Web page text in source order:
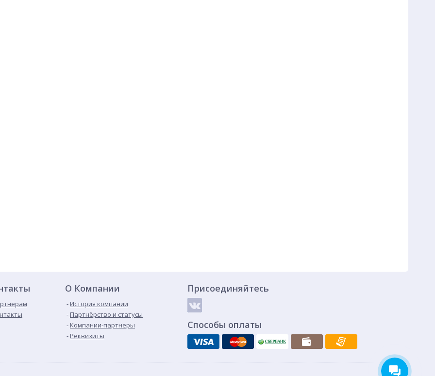
О Компании
История компании
Партнёрство и статусы
Компании-партнеры
Реквизиты
Присоединяйтесь
Способы оплаты